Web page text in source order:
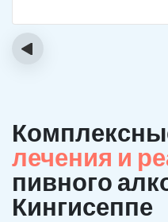
‹
лечения и
пивного
Кингисеппе